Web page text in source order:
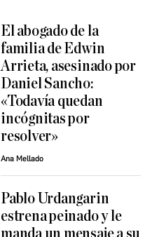
El abogado de la
familia de Edwin
Arrieta, asesinado por
Daniel Sancho:
«Todavía quedan
incógnitas por
resolver»
Ana Mellado
Pablo Urdangarin
estrena peinado y le
manda un mensaje a su